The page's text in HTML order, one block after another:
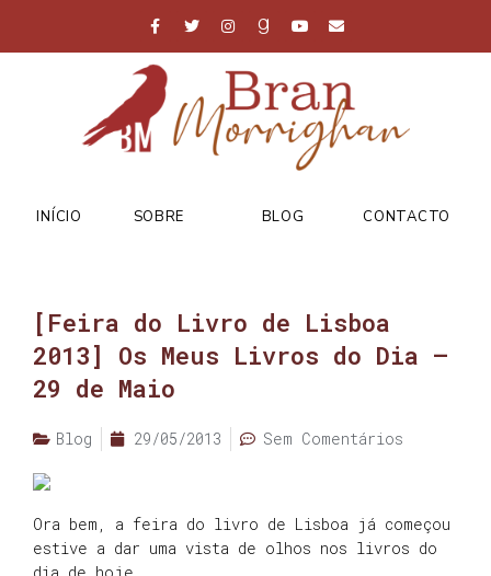
INÍCIO SOBRE BLOG CONTACTO
[Feira do Livro de Lisboa
2013] Os Meus Livros do Dia –
29 de Maio
Blog 29/05/2013 Sem Comentários
Ora bem, a feira do livro de Lisboa já começou
estive a dar uma vista de olhos nos livros do